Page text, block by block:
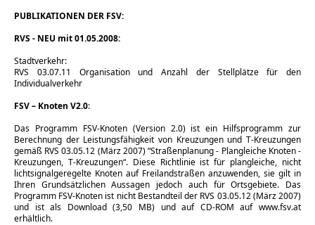
PUBLIKATIONEN DER FSV:
RVS - NEU mit 01.05.2008:
Stadtverkehr:
RVS 03.07.11 Organisation und Anzahl der Stellplätze für den
Individualverkehr
FSV – Knoten V2.0:
Das Programm FSV-Knoten (Version 2.0) ist ein Hilfsprogramm zur
Berechnung der Leistungsfähigkeit von Kreuzungen und T-Kreuzungen
gemäß RVS 03.05.12 (März 2007) “Straßenplanung - Plangleiche Knoten -
Kreuzungen, T-Kreuzungen“. Diese Richtlinie ist für plangleiche, nicht
lichtsignalgeregelte Knoten auf Freilandstraßen anzuwenden, sie gilt in
Ihren Grundsätzlichen Aussagen jedoch auch für Ortsgebiete. Das
Programm FSV-Knoten ist nicht Bestandteil der RVS 03.05.12 (März 2007)
und ist als Download (3,50 MB) und auf CD-ROM auf www.fsv.at
erhältlich.